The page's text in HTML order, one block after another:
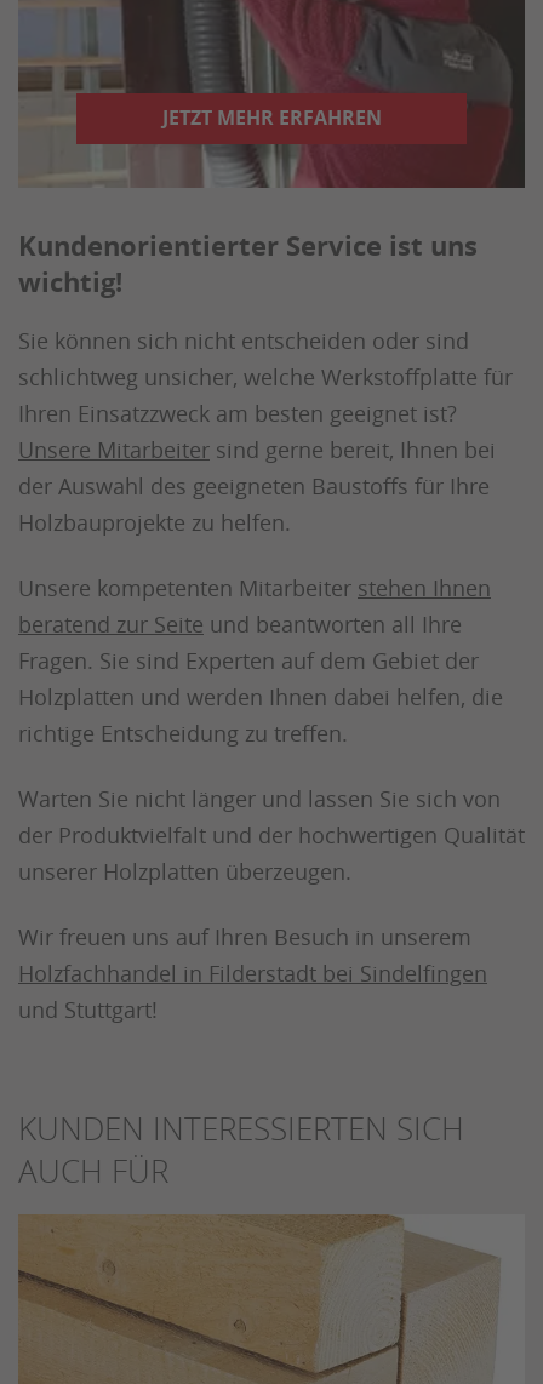
JETZT MEHR ERFAHREN
Kundenorientierter Service ist uns
wichtig!
Sie können sich nicht entscheiden oder sind
schlichtweg unsicher, welche Werkstoffplatte für
Ihren Einsatzzweck am besten geeignet ist?
Unsere Mitarbeiter sind gerne bereit, Ihnen bei
der Auswahl des geeigneten Baustoffs für Ihre
Holzbauprojekte zu helfen.
Unsere kompetenten Mitarbeiter stehen Ihnen
beratend zur Seite und beantworten all Ihre
Fragen. Sie sind Experten auf dem Gebiet der
Holzplatten und werden Ihnen dabei helfen, die
richtige Entscheidung zu treffen.
Warten Sie nicht länger und lassen Sie sich von
der Produktvielfalt und der hochwertigen Qualität
unserer Holzplatten überzeugen.
Wir freuen uns auf Ihren Besuch in unserem
Holzfachhandel in Filderstadt bei Sindelfingen
und Stuttgart!
KUNDEN INTERESSIERTEN SICH
AUCH FÜR